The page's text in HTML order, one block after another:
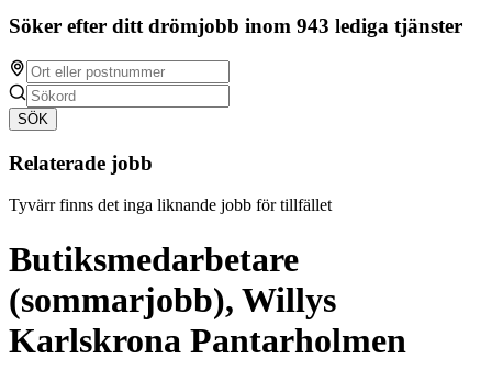
Söker efter ditt drömjobb inom 943 lediga tjänster
SÖK
Relaterade jobb
Tyvärr finns det inga liknande jobb för tillfället
Butiksmedarbetare
(sommarjobb), Willys
Karlskrona Pantarholmen